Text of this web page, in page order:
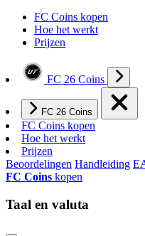
FC Coins kopen
Hoe het werkt
Prijzen
FC 26 Coins
FC 26 Coins
FC Coins kopen
Hoe het werkt
Prijzen
Beoordelingen Handleiding
FC Coins kopen
Taal en valuta